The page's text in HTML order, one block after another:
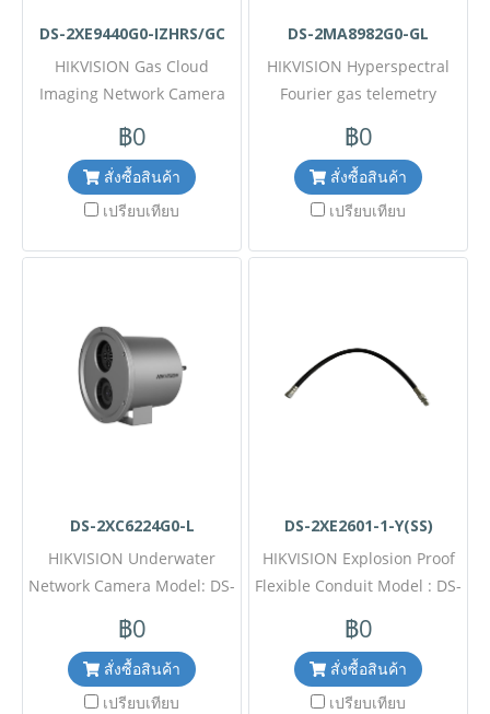
ติดต่อ Mobile : 063-879-9917
Line ID @aimonline
DS-2XE9440G0-IZHRS/GC
HIKVISION Gas Cloud
Imaging Network Camera
IZHRS/GC ขอราคาพิเศษ
สำหรับงานโครงการติดต่อฝ่าย
ขาย Line ID : @aimonline
สินค้ายังไม่รวมภาษีมูลค่าเพิ่ม,
ตามอัตราแลกเปลี่ยน โดยไม่
แจ้งให้ทราบล่วงหน้า) เช็ค
สต๊อกสินค้าก่อนสั่งซื้อ #
฿0
สั่งซื้อสินค้า
เปรียบเทียบ
DS-2MA8982G0-GL
HIKVISION Hyperspectral
Fourier gas telemetry
2MA8982G0-GL ขอราคาพิเศษ
สำหรับงานโครงการติดต่อฝ่าย
ขาย Line ID : @aimonline
สินค้ายังไม่รวมภาษีมูลค่าเพิ่ม,
แจ้งให้ทราบล่วงหน้า) เช็ค
สต๊อกสินค้าก่อนสั่งซื้อ
฿0
สั่งซื้อสินค้า
เปรียบเทียบ
DS-2XC6224G0-L
HIKVISION Underwater
Network Camera Model: DS-
สำหรับงานโครงการติดต่อฝ่าย
ขาย Line ID : @aimonline
ฝ่ายขายโทร: 063-879-9917 (
฿0
สั่งซื้อสินค้า
เปรียบเทียบ
DS-2XE2601-1-Y(SS)
HIKVISION Explosion Proof
Flexible Conduit Model : DS-
พิเศษสำหรับงานโครงการ
ติดต่อฝ่ายขาย Line ID :
@aimonline ฝ่ายขายโทร:
฿0
สั่งซื้อสินค้า
เปรียบเทียบ